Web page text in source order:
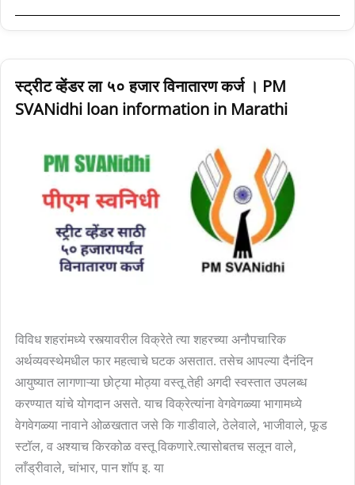
स्ट्रीट व्हेंडर ला ५० हजार विनातारण कर्ज । PM
SVANidhi loan information in Marathi
विविध शहरांमध्ये रस्त्यावरील विक्रेते त्या शहरच्या अनौपचारिक
अर्थव्यवस्थेमधील फार महत्वाचे घटक असतात. तसेच आपल्या दैनंदिन
आयुष्यात लागणाऱ्या छोट्या मोठ्या वस्तू तेही अगदी स्वस्तात उपलब्ध
करण्यात यांचे योगदान असते. याच विक्रेत्यांना वेगवेगळ्या भागामध्ये
वेगवेगळ्या नावाने ओळखतात जसे कि गाडीवाले, ठेलेवाले, भाजीवाले, फूड
स्टॉल, व अश्याच किरकोळ वस्तू विकणारे.त्यासोबतच सलून वाले,
लाँड्रीवाले, चांभार, पान शॉप इ. या
स्ट्रीट
व्हेंडर
हजार
विनातारण
कर्ज
SVANidhi
in
Marathi